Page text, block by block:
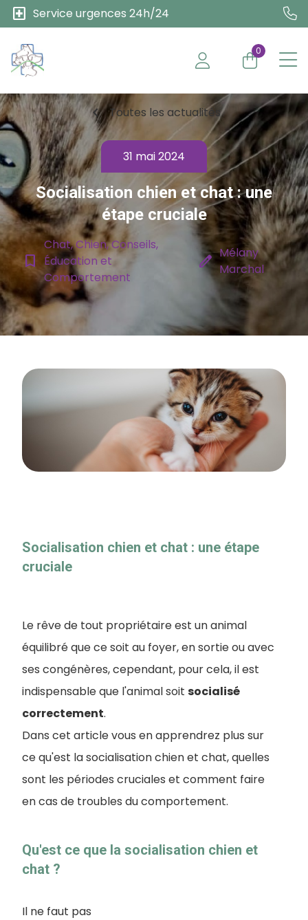
local_hospital Service urgences 24h/24
0
chevron_left Toutes les actualités
31 mai 2024
Socialisation chien et chat : une
étape cruciale
bookmark_border
Chat, Chien, Conseils,
Éducation et
Comportement
edit Mélany
Marchal
Socialisation chien et chat : une étape
cruciale
Le rêve de tout propriétaire est un animal
équilibré que ce soit au foyer, en sortie ou avec
ses congénères, cependant, pour cela, il est
indispensable que l'animal soit socialisé
correctement.
Dans cet article vous en apprendrez plus sur
ce qu'est la socialisation chien et chat, quelles
sont les périodes cruciales et comment faire
en cas de troubles du comportement.
Qu'est ce que la socialisation chien et
chat ?
Il ne faut pas